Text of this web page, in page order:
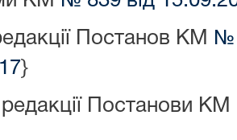
Постанов КМ
№
}
Постанови КМ